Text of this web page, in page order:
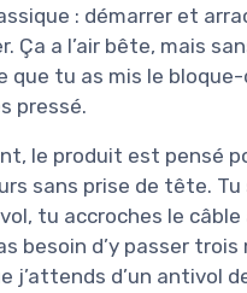
: démarrer et
Ça a l’air bête, mais
que tu as mis le
pressé.
le produit est pensé
sans prise de tête. Tu
tu accroches le câble
besoin d’y passer
j’attends d’un antivol